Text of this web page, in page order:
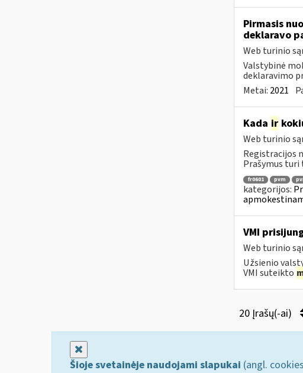
Pirmasis
deklaravo
Web turinio
Valstybinė
deklaravimo
Metai: 2021
Kada ir
Web turinio
Registracijos
Prašymus turi
fr0601 pvm
kategorijos:
VMI
Web turinio
Užsienio
VMI suteikto
20 Įrašų(-ai)
Šioje svetainėje naudojami slapukai (angl.